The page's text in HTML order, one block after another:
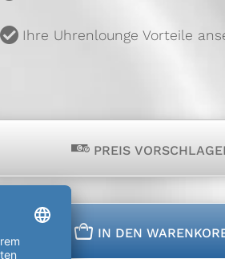
Ihre Uhrenlounge Vorteile
p PREIS
n IN DEN